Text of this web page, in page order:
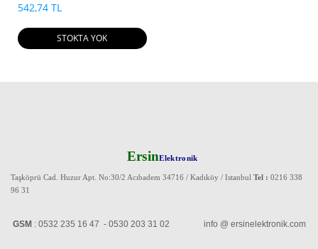
542,74 TL
STOKTA YOK
ErsinElektronik
Taşköprü Cad. Huzur Apt. No:30/2 Acıbadem 34716 / Kadıköy / Istanbul Tel : 0216 338
96 31
GSM : 0532 235 16 47 - 0530 203 31 02 info @ ersinelektronik.com